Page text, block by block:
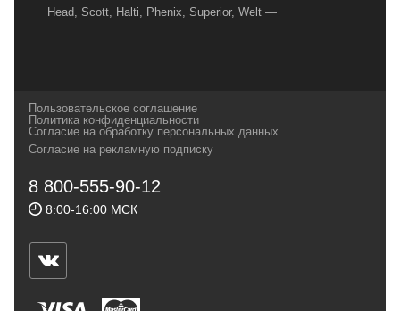
Head, Scott, Halti, Phenix, Superior, Welt —
и взыскательных путешественников,
спортсменов и отдыхающих.
Геннадьевич
ИНН 590300057023 ОГРН 304590319000121
ул.Советская, 25, магазин Басег.
Тел./факс (342) 2101242
Пользовательское соглашение
Политика конфиденциальности
Согласие на обработку персональных данных
Согласие на рекламную подписку
8 800-555-90-12
8:00-16:00 МСК